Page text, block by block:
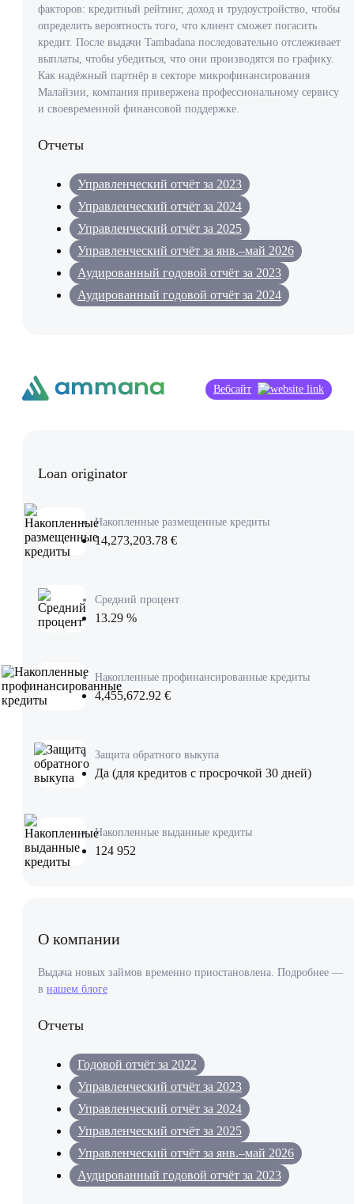
факторов: кредитный рейтинг, доход и трудоустройство, чтобы
определить вероятность того, что клиент сможет погасить
кредит. После выдачи Tambadana последовательно отслеживает
выплаты, чтобы убедиться, что они производятся по графику.
Как надёжный партнёр в секторе микрофинансирования
Малайзии, компания привержена профессиональному сервису
и своевременной финансовой поддержке.
Отчеты
Управленческий отчёт за 2023
Управленческий отчёт за 2024
Управленческий отчёт за 2025
Управленческий отчёт за янв.–май 2026
Аудированный годовой отчёт за 2023
Аудированный годовой отчёт за 2024
Вебсайт
Loan originator
Накопленные размещенные кредиты
14,273,203.78 €
Средний процент
13.29 %
Накопленные профинансированные кредиты
4,455,672.92 €
Защита обратного выкупа
Да (для кредитов с просрочкой 30 дней)
Накопленные выданные кредиты
124 952
О компании
Выдача новых займов временно приостановлена. Подробнее —
в нашем блоге
Отчеты
Годовой отчёт за 2022
Управленческий отчёт за 2023
Управленческий отчёт за 2024
Управленческий отчёт за 2025
Управленческий отчёт за янв.–май 2026
Аудированный годовой отчёт за 2023